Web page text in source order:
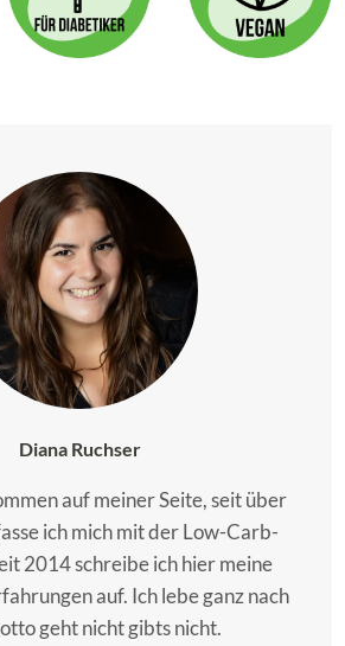
Diana Ruchser
auf meiner Seite, seit über
ich mich mit der Low-Carb-
2014 schreibe ich hier meine
auf. Ich lebe ganz nach
geht nicht gibts nicht.